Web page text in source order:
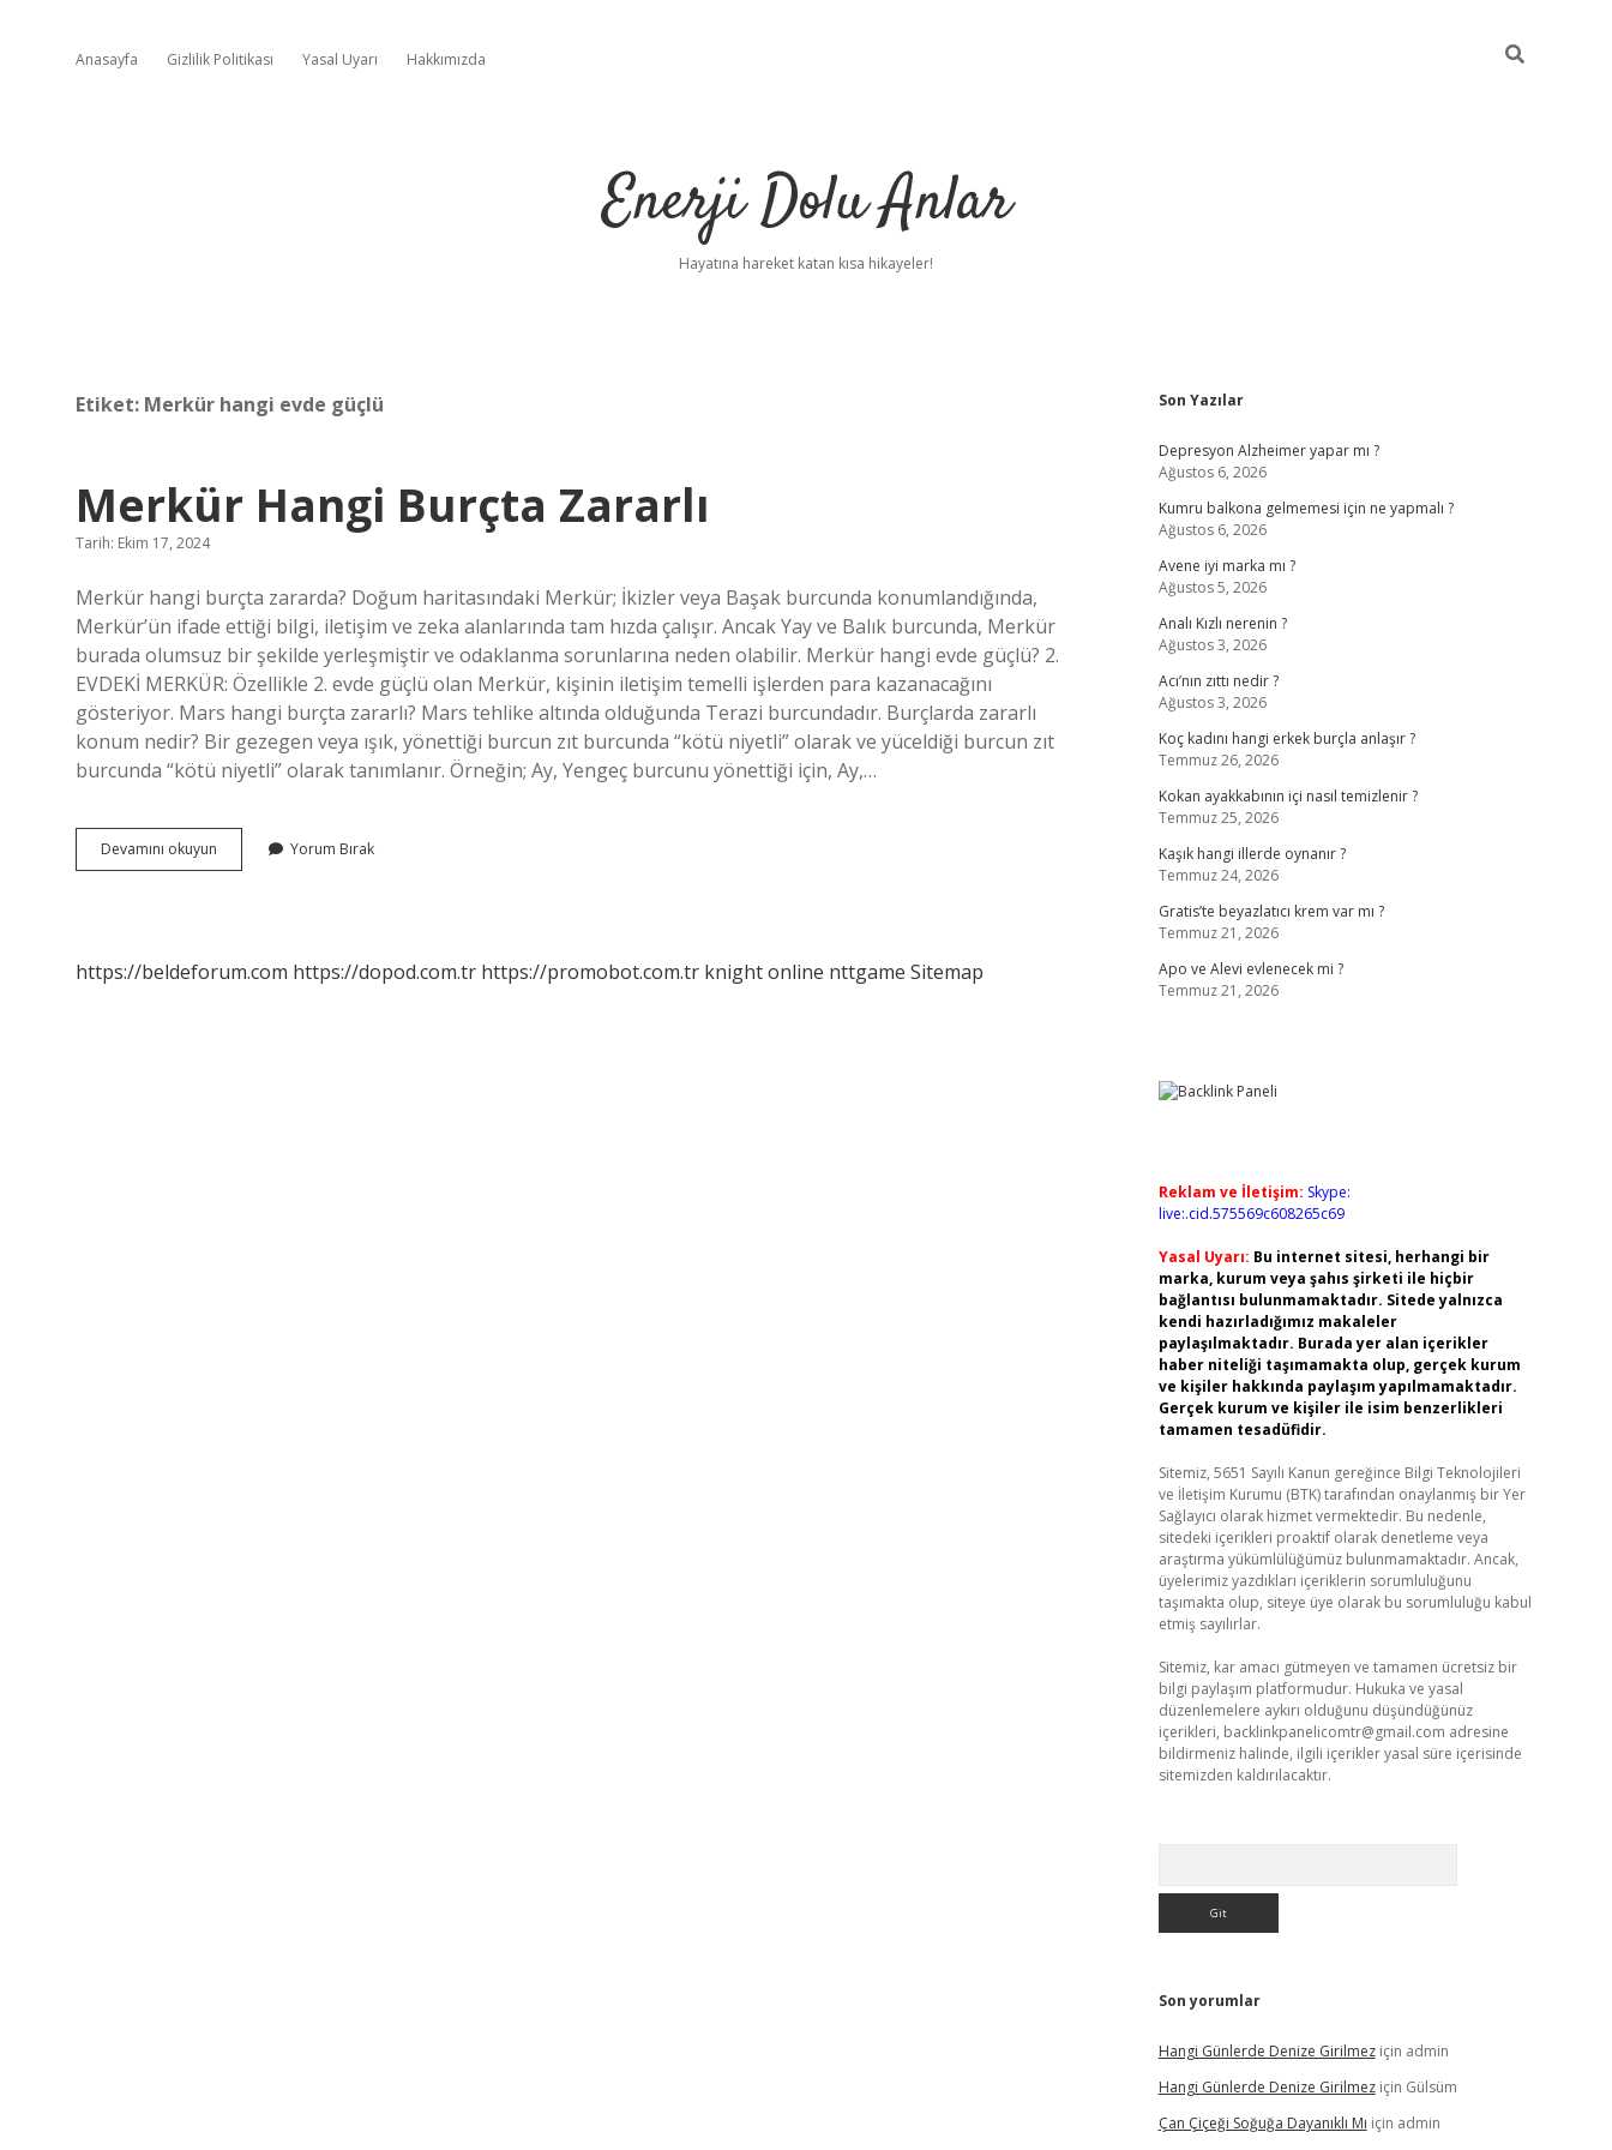
Anasayfa Gizlilik Politikası Yasal Uyarı Hakkımızda
Enerji Dolu Anlar
Hayatına hareket katan kısa hikayeler!
Etiket: Merkür hangi evde güçlü
Merkür Hangi Burçta Zararlı
Tarih: Ekim 17, 2024
Merkür hangi burçta zararda? Doğum haritasındaki Merkür; İkizler veya Başak burcunda konumlandığında,
Merkür’ün ifade ettiği bilgi, iletişim ve zeka alanlarında tam hızda çalışır. Ancak Yay ve Balık burcunda, Merkür
burada olumsuz bir şekilde yerleşmiştir ve odaklanma sorunlarına neden olabilir. Merkür hangi evde güçlü? 2.
EVDEKİ MERKÜR: Özellikle 2. evde güçlü olan Merkür, kişinin iletişim temelli işlerden para kazanacağını
gösteriyor. Mars hangi burçta zararlı? Mars tehlike altında olduğunda Terazi burcundadır. Burçlarda zararlı
konum nedir? Bir gezegen veya ışık, yönettiği burcun zıt burcunda “kötü niyetli” olarak ve yüceldiği burcun zıt
burcunda “kötü niyetli” olarak tanımlanır. Örneğin; Ay, Yengeç burcunu yönettiği için, Ay,…
Devamını okuyun
Hangi
Yorum Bırak
https://beldeforum.com https://dopod.com.tr https://promobot.com.tr knight online nttgame Sitemap
Sidebar
Son Yazılar
Depresyon Alzheimer yapar mı ?
Ağustos 6, 2026
Kumru balkona gelmemesi için ne yapmalı ?
Ağustos 6, 2026
Avene iyi marka mı ?
Ağustos 5, 2026
Analı Kızlı nerenin ?
Ağustos 3, 2026
Acı’nın zıttı nedir ?
Ağustos 3, 2026
Koç kadını hangi erkek burçla anlaşır ?
Temmuz 26, 2026
Kokan ayakkabının içi nasıl temizlenir ?
Temmuz 25, 2026
Kaşık hangi illerde oynanır ?
Temmuz 24, 2026
Gratis’te beyazlatıcı krem var mı ?
Temmuz 21, 2026
Apo ve Alevi evlenecek mi ?
Temmuz 21, 2026
Reklam ve İletişim: Skype:
live:.cid.575569c608265c69
Yasal Uyarı: Bu internet sitesi, herhangi bir
marka, kurum veya şahıs şirketi ile hiçbir
bağlantısı bulunmamaktadır. Sitede yalnızca
kendi hazırladığımız makaleler
paylaşılmaktadır. Burada yer alan içerikler
haber niteliği taşımamakta olup, gerçek kurum
ve kişiler hakkında paylaşım yapılmamaktadır.
Gerçek kurum ve kişiler ile isim benzerlikleri
tamamen tesadüfidir.
Sitemiz, 5651 Sayılı Kanun gereğince Bilgi Teknolojileri
ve İletişim Kurumu (BTK) tarafından onaylanmış bir Yer
Sağlayıcı olarak hizmet vermektedir. Bu nedenle,
sitedeki içerikleri proaktif olarak denetleme veya
araştırma yükümlülüğümüz bulunmamaktadır. Ancak,
üyelerimiz yazdıkları içeriklerin sorumluluğunu
taşımakta olup, siteye üye olarak bu sorumluluğu kabul
etmiş sayılırlar.
Sitemiz, kar amacı gütmeyen ve tamamen ücretsiz bir
bilgi paylaşım platformudur. Hukuka ve yasal
düzenlemelere aykırı olduğunu düşündüğünüz
içerikleri, backlinkpanelicomtr@gmail.com adresine
bildirmeniz halinde, ilgili içerikler yasal süre içerisinde
sitemizden kaldırılacaktır.
Son yorumlar
Hangi Günlerde Denize Girilmeziçin admin
Hangi Günlerde Denize Girilmeziçin Gülsüm
Çan Çiçeği Soğuğa Dayanıklı Mı için admin